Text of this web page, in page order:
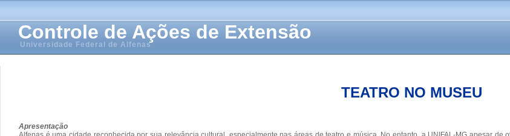
Controle de Ações de Extensão
Universidade Federal de Alfenas
TEATRO NO MUSEU
Apresentação